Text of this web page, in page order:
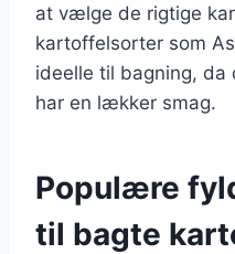
at vælge de rigtige
kartoffelsorter som
ideelle til bagning, da
har en lækker smag.
Populære
til bagte